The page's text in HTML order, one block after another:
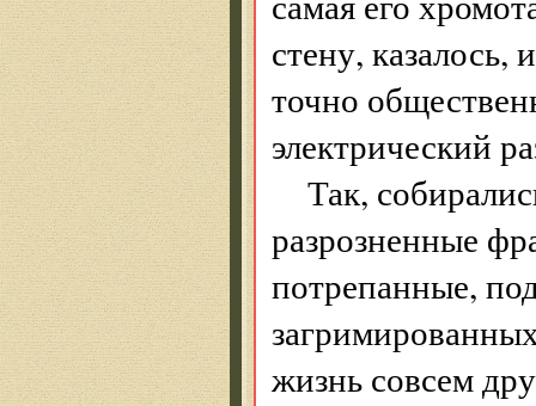
стену,
точно
электрический
Так,
разрозненные
потрепанные,
жизнь совсем